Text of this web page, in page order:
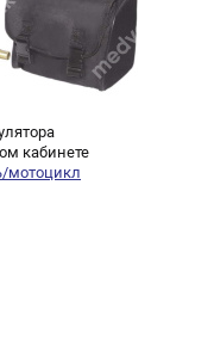
кабинете
мотоцикл